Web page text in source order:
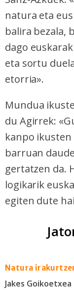
natura eta
balira bezala,
dago
eta sortu
etorria».
Mundua
du Agirrek:
kanpo
barruan
gertatzen da.
logikarik
egiten dute
Natura
Jakes Goikoetxea